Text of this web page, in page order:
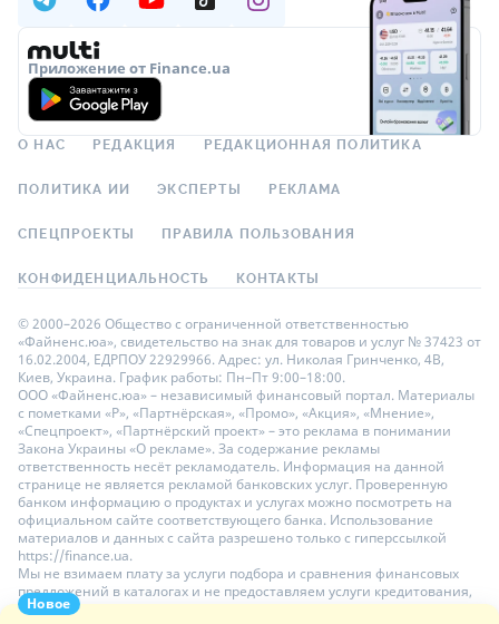
Новое
Приложение от Finance.ua
О НАС РЕДАКЦИЯ РЕДАКЦИОННАЯ ПОЛИТИКА
ПОЛИТИКА ИИ ЭКСПЕРТЫ РЕКЛАМА
СПЕЦПРОЕКТЫ ПРАВИЛА ПОЛЬЗОВАНИЯ
КОНФИДЕНЦИАЛЬНОСТЬ КОНТАКТЫ
© 2000–2026 Общество с ограниченной ответственностью
«Файненс.юа», свидетельство на знак для товаров и услуг № 37423 от
16.02.2004, ЕДРПОУ 22929966. Адрес: ул. Николая Гринченко, 4В,
Киев, Украина. График работы: Пн–Пт 9:00–18:00.
ООО «Файненс.юа» – независимый финансовый портал. Материалы
с пометками «Р», «Партнёрская», «Промо», «Акция», «Мнение»,
«Спецпроект», «Партнёрский проект» – это реклама в понимании
Закона Украины «О рекламе». За содержание рекламы
ответственность несёт рекламодатель. Информация на данной
странице не является рекламой банковских услуг. Проверенную
банком информацию о продуктах и услугах можно посмотреть на
официальном сайте соответствующего банка. Использование
материалов и данных с сайта разрешено только с гиперссылкой
https://finance.ua.
Мы не взимаем плату за услуги подбора и сравнения финансовых
предложений в каталогах и не предоставляем услуги кредитования,
размещения депозитов и страхования. Ваши личные данные на